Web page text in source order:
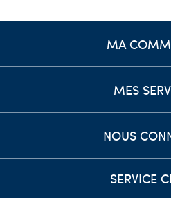
MA
MES
NOUS
SERVICE